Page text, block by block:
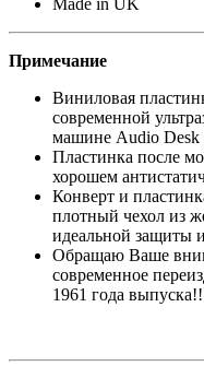
Made in UK
Примечание
Виниловая
современной
машине Audio Desk
Пластинка после
хорошем
Конверт и
плотный чехол из
идеальной защиты
Обращаю Ваше
современное
1961 года